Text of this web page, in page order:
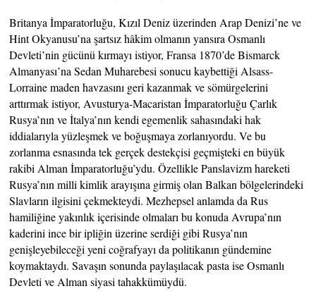
Britanya İmparatorluğu, Kızıl Deniz üzerinden Arap Denizi’ne ve
Hint Okyanusu’na şartsız hâkim olmanın yansıra Osmanlı
Devleti’nin gücünü kırmayı istiyor, Fransa 1870’de Bismarck
Almanyası’na Sedan Muharebesi sonucu kaybettiği Alsass-
Lorraine maden havzasını geri kazanmak ve sömürgelerini
arttırmak istiyor, Avusturya-Macaristan İmparatorluğu Çarlık
Rusya’nın ve İtalya’nın kendi egemenlik sahasındaki hak
iddialarıyla yüzleşmek ve boğuşmaya zorlanıyordu. Ve bu
zorlanma esnasında tek gerçek destekçisi geçmişteki en büyük
rakibi Alman İmparatorluğu’ydu. Özellikle Panslavizm hareketi
Rusya’nın milli kimlik arayışına girmiş olan Balkan bölgelerindeki
Slavların ilgisini çekmekteydi. Mezhepsel anlamda da Rus
hamiliğine yakınlık içerisinde olmaları bu konuda Avrupa’nın
kaderini ince bir ipliğin üzerine serdiği gibi Rusya’nın
genişleyebileceği yeni coğrafyayı da politikanın gündemine
koymaktaydı. Savaşın sonunda paylaşılacak pasta ise Osmanlı
Devleti ve Alman siyasi tahakkümüydü.